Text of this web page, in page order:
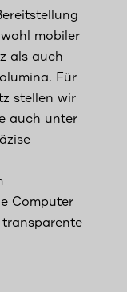
mobiler
als auch
Für
stellen wir
auch unter
Computer